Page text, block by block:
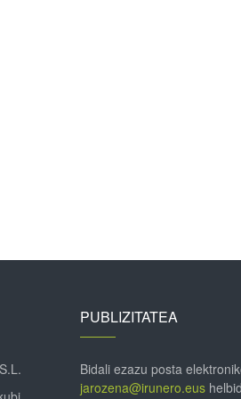
PUBLIZITATEA
Bidali ezazu posta
jarozena@irunero.eus